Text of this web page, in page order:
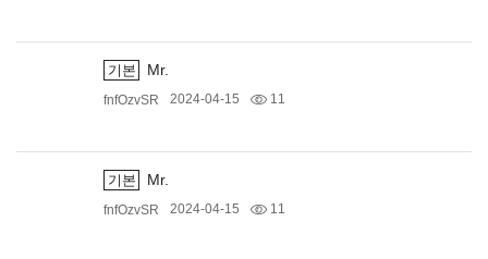
기본 Mr.
fnfOzvSR 2024-04-15 11
기본 Mr.
fnfOzvSR 2024-04-15 11